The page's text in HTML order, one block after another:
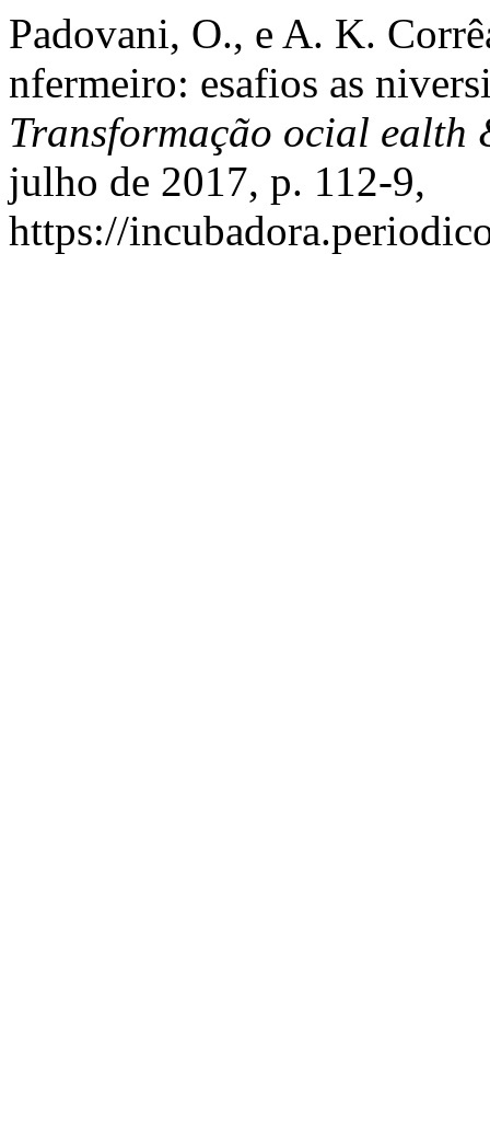
Padovani, O., e A. K.
nfermeiro: esafios as
Transformação ocial ealth
julho de 2017, p. 112-9,
https://